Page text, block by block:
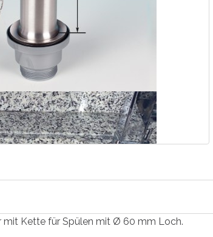
mit Kette für Spülen mit Ø 60 mm Loch.